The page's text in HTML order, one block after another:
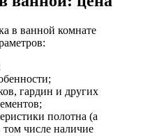
в ванной комнате
гардин и других
полотна (а
том числе наличие